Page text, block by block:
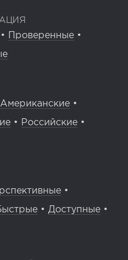
• Проверенные •
Американские •
• Российские •
•
• Доступные •